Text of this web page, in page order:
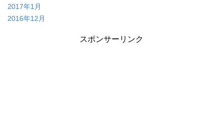
2017年1月
2016年12月
スポンサーリンク